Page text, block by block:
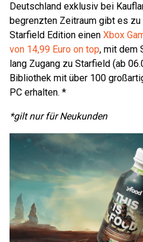
Deutschland exklusiv bei
begrenzten Zeitraum gibt es
Starfield Edition einen Xbox
von 14,99 Euro on top, mit dem
lang Zugang zu Starfield (ab
Bibliothek mit über 100
PC erhalten. *
*gilt nur für Neukunden